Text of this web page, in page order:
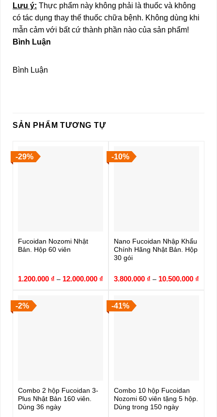
Lưu ý: Thực phẩm này không phải là thuốc và không
có tác dụng thay thế thuốc chữa bệnh. Không dùng khi
mẫn cảm với bất cứ thành phần nào của sản phẩm!
Bình Luận
Bình Luận
SẢN PHẨM TƯƠNG TỰ
-29%
Fucoidan Nozomi Nhật
Bản. Hộp 60 viên
1.200.000 ₫ – 12.000.000 ₫
-10%
Nano Fucoidan Nhập Khẩu
Chính Hãng Nhật Bản. Hộp
30 gói
3.800.000 ₫ – 10.500.000 ₫
-2%
Combo 2 hộp Fucoidan 3-
Plus Nhật Bản 160 viên.
Dùng 36 ngày
-41%
Combo 10 hộp Fucoidan
Nozomi 60 viên tặng 5 hộp.
Dùng trong 150 ngày